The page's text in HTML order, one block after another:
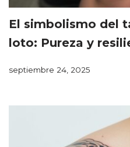
El simbolismo del
loto: Pureza y
septiembre 24, 2025